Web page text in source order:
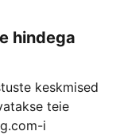
hindega
keskmised
teie
i